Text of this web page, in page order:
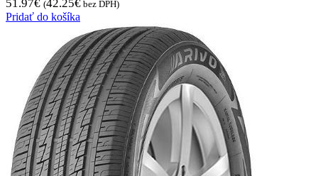
51.97€ (42.25€ bez DPH)
Pridať do košíka